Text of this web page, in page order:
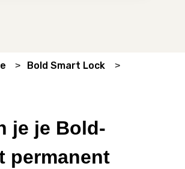
Bold Smart Lock
je je Bold-
permanent